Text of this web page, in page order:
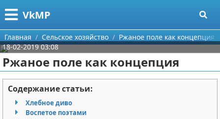
VkMP
Меню
Главная
Категории
Сельское хозяйство
Разное
Поиск
О проекте
Главная Сельское хозяйство
Ржаное поле как концепция
18-02-2019 03:08
Ржаное поле как концепция
Содержание статьи:
Хлебное диво
Воспетое поэтами